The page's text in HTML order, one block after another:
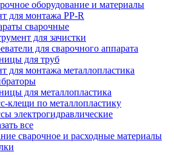
оборудование и материалы
для монтажа PP-R
сварочные
для зачистки
для сварочного аппарата
для труб
для монтажа металлопластика
для металлопластика
клещи по металлопластику
электрогидравлические
все
сварочное и расходные материалы